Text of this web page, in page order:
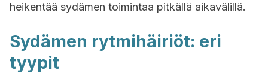
heikentää sydämen toimintaa pitkällä aikavälillä.
Sydämen rytmihäiriöt: eri
tyypit